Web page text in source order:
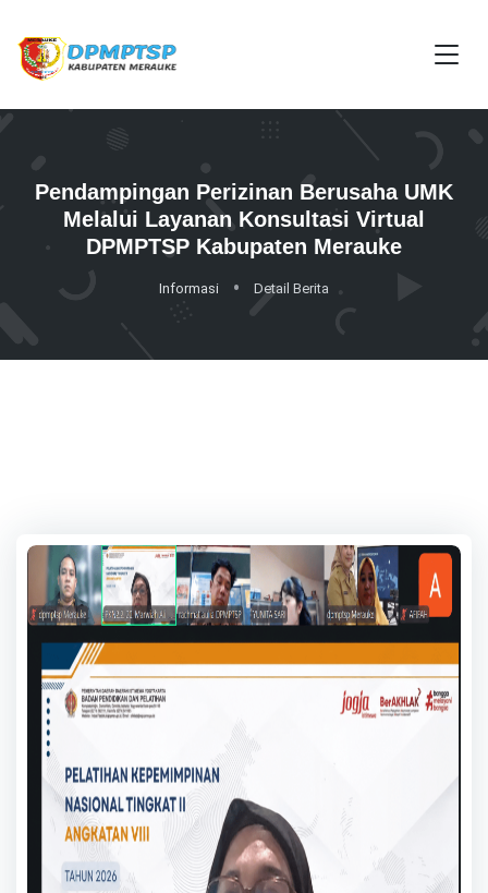
Pendampingan Perizinan Berusaha UMK
Melalui Layanan Konsultasi Virtual
DPMPTSP Kabupaten Merauke
Informasi Detail Berita